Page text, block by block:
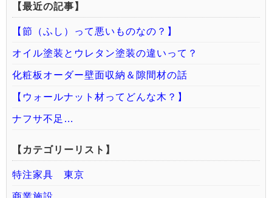
【最近の記事】
【節（ふし）って悪いものなの？】
オイル塗装とウレタン塗装の違いって？
化粧板オーダー壁面収納＆隙間材の話
【ウォールナット材ってどんな木？】
ナフサ不足…
【カテゴリーリスト】
特注家具 東京